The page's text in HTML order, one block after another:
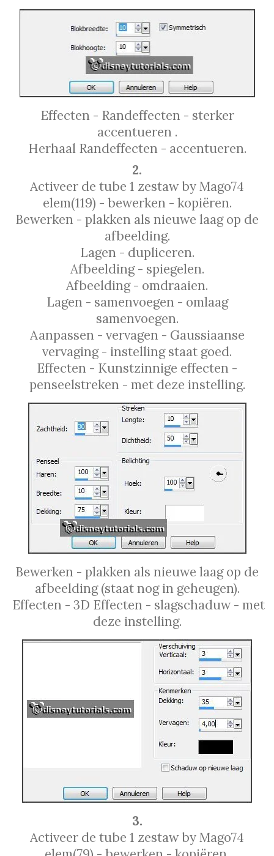
Effecten - Randeffecten - sterker
accentueren .
Herhaal Randeffecten - accentueren.
2.
Activeer de tube 1 zestaw by Mago74
elem(119) - bewerken - kopiëren.
Bewerken - plakken als nieuwe laag op de
afbeelding.
Lagen - dupliceren.
Afbeelding - spiegelen.
Afbeelding - omdraaien.
Lagen - samenvoegen - omlaag
samenvoegen.
Aanpassen - vervagen - Gaussiaanse
vervaging - instelling staat goed.
Effecten - Kunstzinnige effecten -
penseelstreken - met deze instelling.
Bewerken - plakken als nieuwe laag op de
afbeelding (staat nog in geheugen).
Effecten - 3D Effecten - slagschaduw - met
deze instelling.
3.
Activeer de tube 1 zestaw by Mago74